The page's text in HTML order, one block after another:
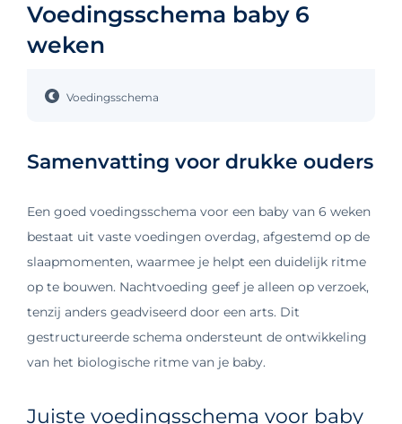
Voedingsschema baby 6
weken
Voedingsschema
Samenvatting voor drukke ouders
Een goed voedingsschema voor een baby van 6 weken
bestaat uit vaste voedingen overdag, afgestemd op de
slaapmomenten, waarmee je helpt een duidelijk ritme
op te bouwen. Nachtvoeding geef je alleen op verzoek,
tenzij anders geadviseerd door een arts. Dit
gestructureerde schema ondersteunt de ontwikkeling
van het biologische ritme van je baby.
Juiste voedingsschema voor baby